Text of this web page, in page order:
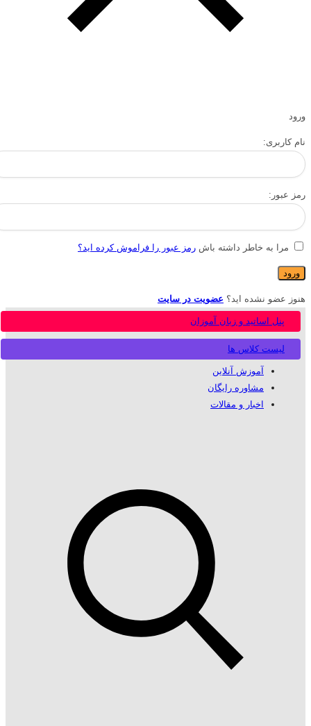
ورود
نام کاربری:
رمز عبور:
مرا به خاطر داشته باش رمز عبور را فراموش کرده اید؟
هنوز عضو نشده اید؟ عضویت در سایت
لیست کلاس ها
پنل اساتید و زبان آموزان
آموزش آنلاین
مشاوره رایگان
اخبار و مقالات